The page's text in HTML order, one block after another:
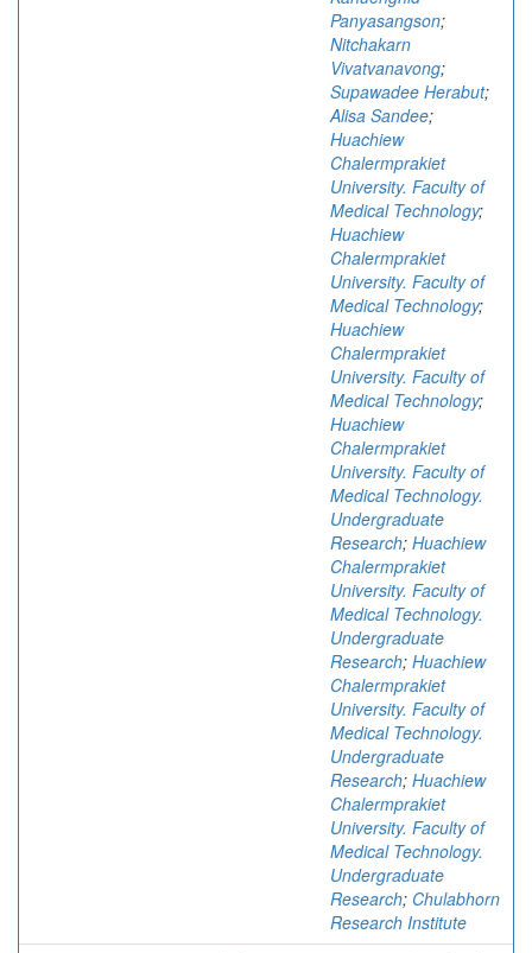
Panyasangson;
Nitchakarn
Vivatvanavong;
Supawadee Herabut;
Alisa Sandee;
Huachiew
Chalermprakiet
University. Faculty of
Medical Technology;
Huachiew
Chalermprakiet
University. Faculty of
Medical Technology;
Huachiew
Chalermprakiet
University. Faculty of
Medical Technology;
Huachiew
Chalermprakiet
University. Faculty of
Medical Technology.
Undergraduate
Research; Huachiew
Chalermprakiet
University. Faculty of
Medical Technology.
Undergraduate
Research; Huachiew
Chalermprakiet
University. Faculty of
Medical Technology.
Undergraduate
Research; Huachiew
Chalermprakiet
University. Faculty of
Medical Technology.
Undergraduate
Research; Chulabhorn
Research Institute